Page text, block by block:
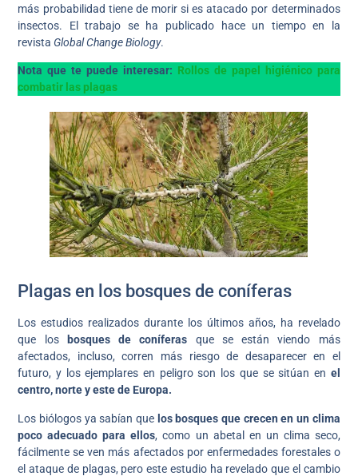
más probabilidad tiene de morir si es atacado por determinados
insectos. El trabajo se ha publicado hace un tiempo en la
revista Global Change Biology.
Nota que te puede interesar: Rollos de papel higiénico para
combatir las plagas
Plagas en los bosques de coníferas
Los estudios realizados durante los últimos años, ha revelado
que losbosques de coníferas que se están viendo más
afectados, incluso, corren más riesgo de desaparecer en el
futuro, y los ejemplares en peligro son los que se sitúan en el
centro, norte y este de Europa.
Los biólogos ya sabían que los bosques que crecen en un clima
poco adecuado para ellos, como un abetal en un clima seco,
fácilmente se ven más afectados por enfermedades forestales o
el ataque de plagas, pero este estudio ha revelado que el cambio